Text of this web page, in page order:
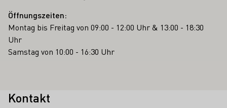
Öffnungszeiten:
Montag bis Freitag von 09:00 - 12:00 Uhr & 13:00 - 18:30
Uhr
Samstag von 10:00 - 16:30 Uhr
Kontakt